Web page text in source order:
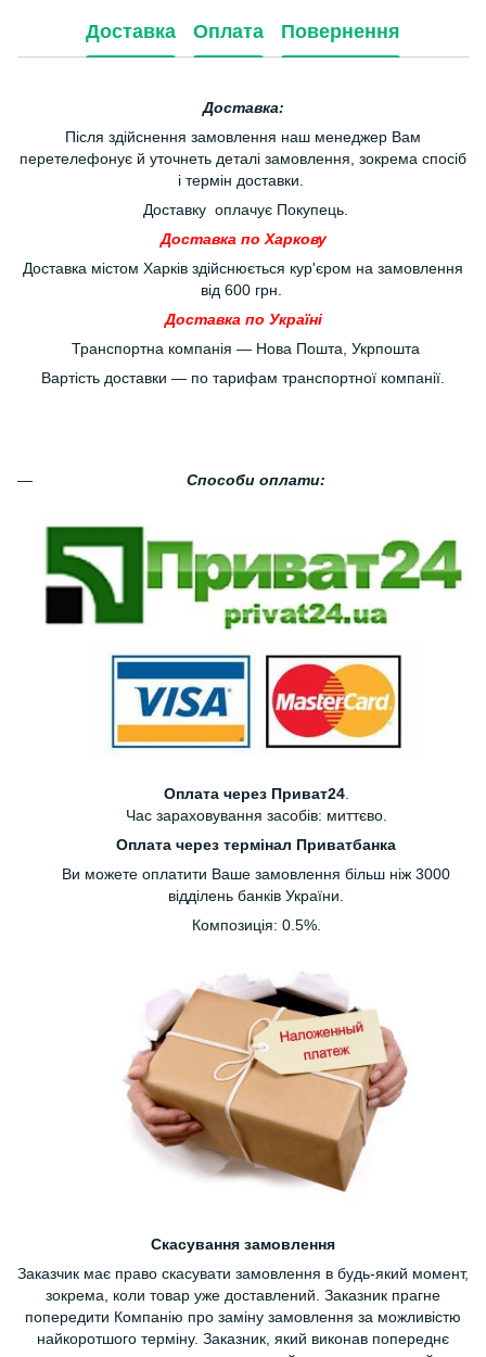
Доставка Оплата Повернення
Доставка:
Після здійснення замовлення наш менеджер Вам
перетелефонує й уточнеть деталі замовлення, зокрема спосіб
і термін доставки.
Доставку оплачує Покупець.
Доставка по Харкову
Доставка містом Харків здійснюється кур'єром на замовлення
від 600 грн.
Доставка по Україні
Транспортна компанія — Нова Пошта, Укрпошта
Вартість доставки — по тарифам транспортної компанії.
Способи оплати:
Оплата через Приват24.
Час зараховування засобів: миттєво.
Оплата через термінал Приватбанка
Ви можете оплатити Ваше замовлення більш ніж 3000
відділень банків України.
Композиція: 0.5%.
Скасування замовлення
Заказчик має право скасувати замовлення в будь-який момент,
зокрема, коли товар уже доставлений. Заказник прагне
попередити Компанію про заміну замовлення за можливістю
найкоротшого терміну. Заказник, який виконав попереднє